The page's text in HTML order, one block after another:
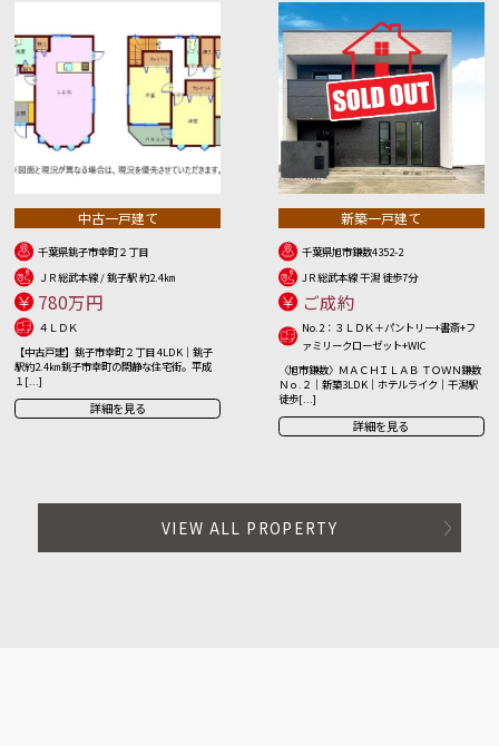
中古一戸建て
千葉県銚子市幸町２丁目
ＪＲ総武本線 / 銚子駅 約2.4㎞
780万円
４ＬＤＫ
【中古戸建】銚子市幸町２丁目 4LDK｜銚子
駅約2.4㎞ 銚子市幸町の閑静な住宅街。平成
１[...]
詳細を見る
新築一戸建て
千葉県旭市鎌数4352-2
JＲ総武本線 干潟 徒歩7分
ご成約
No.2：３ＬＤＫ＋パントリー+書斎+フ
ァミリークローゼット+WIC
〈旭市鎌数〉ＭＡＣＨＩＬＡＢ ＴＯＷＮ鎌数
Ｎｏ.２｜新築3LDK｜ホテルライク｜干潟駅
徒歩[...]
詳細を見る
VIEW ALL PROPERTY